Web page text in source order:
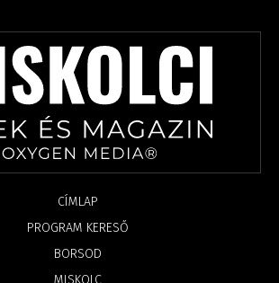
CÍMLAP
PROGRAM KERESŐ
BORSOD
MISKOLC